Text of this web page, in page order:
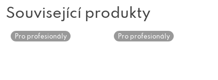
Související produkty
Pro profesionály Pro profesionály